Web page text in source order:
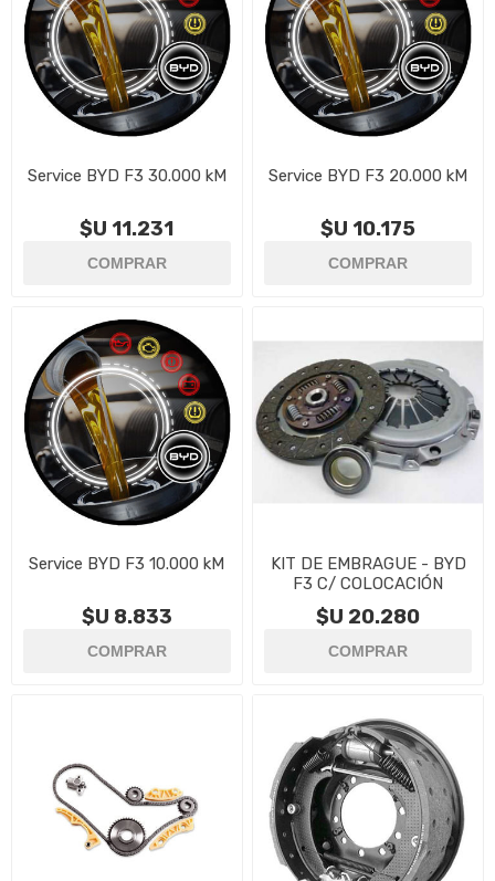
Service BYD F3 30.000 kM
$U 11.231
Service BYD F3 20.000 kM
$U 10.175
Service BYD F3 10.000 kM
$U 8.833
KIT DE EMBRAGUE - BYD
F3 C/ COLOCACIÓN
$U 20.280